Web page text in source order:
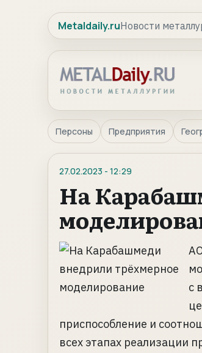
Metaldaily.ruНовости
Персоны Предприятия
27.02.2023 - 12:29
На
с
приспособление и
всех этапах реализации